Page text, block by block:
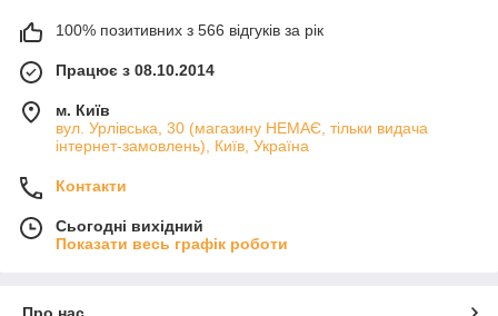
100% позитивних з 566 відгуків за рік
Працює з 08.10.2014
м. Київ
вул. Урлівська, 30 (магазину НЕМАЄ, тільки видача
інтернет-замовлень), Київ, Україна
Контакти
Сьогодні вихідний
Показати весь графік роботи